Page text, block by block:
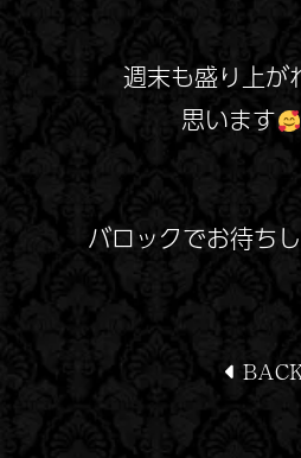
週末も盛り上が
思います
バロックでお待ち